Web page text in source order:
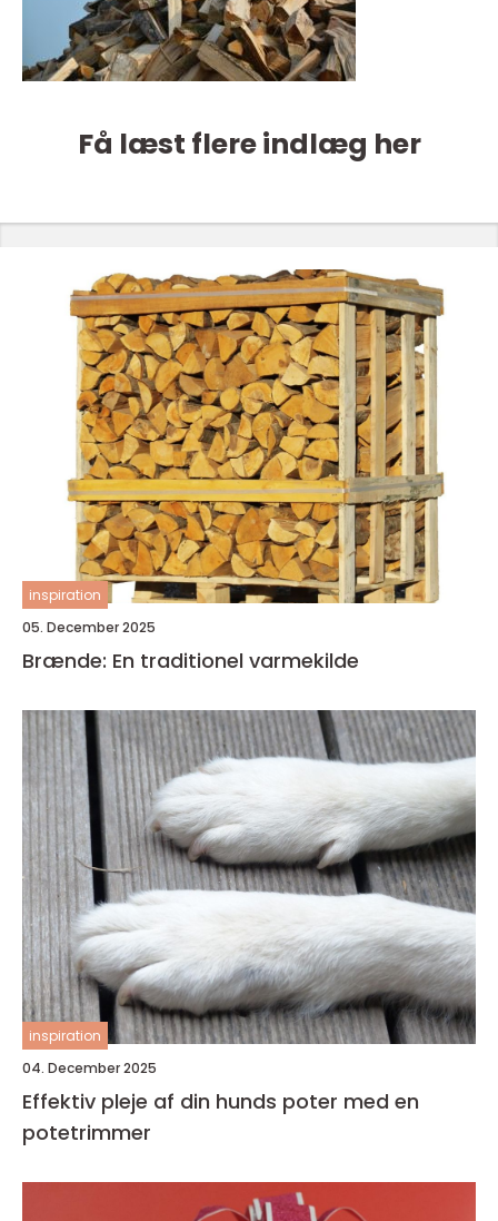
Få læst flere indlæg her
inspiration
05. December 2025
Brænde: En traditionel varmekilde
inspiration
04. December 2025
Effektiv pleje af din hunds poter med en
potetrimmer